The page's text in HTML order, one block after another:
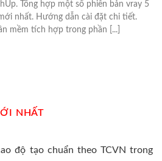
Tổng hợp một số phiên bản vray 5
nhất. Hướng dẫn cài đặt chi tiết.
mềm tích hợp trong phần [...]
NHẤT
độ tạo chuẩn theo TCVN trong